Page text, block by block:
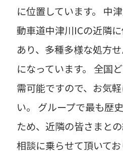
に位置しています。 中
動車道中津川ICの近隣
あり、多種多様な処方
になっています。 全国
需可能ですので、お気
い。 グループで最も歴
ため、近隣の皆さまと
相談に乗らせて頂いて